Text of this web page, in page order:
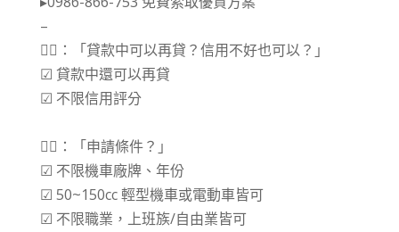
–
🙋‍♂️：「貸款中可以再貸？信用不好也可以？」
☑ 貸款中還可以再貸
☑ 不限信用評分
🙋‍♂️：「申請條件？」
☑ 不限機車廠牌、年份
☑ 50~150cc 輕型機車或電動車皆可
☑ 不限職業，上班族/自由業皆可